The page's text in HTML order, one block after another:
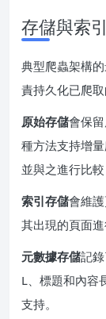
存儲與索
典型爬蟲架構
責持久化已爬取
原始存儲會保
種方法支持增
並與之進行比較
索引存儲會維
其出現的頁面
元數據存儲記
L、標題和內容
支持。